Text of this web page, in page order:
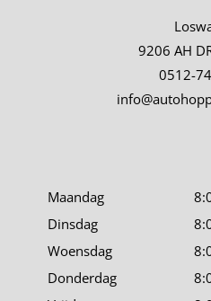
9206 AH
0512-
Maandag
Dinsdag
Woensdag
Donderdag